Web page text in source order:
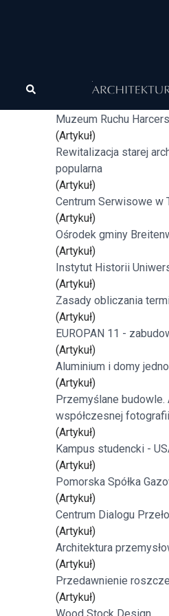
architektura
„Dom w stronę słońca”
Muzeum Ruchu
(Artykuł)
Rewitalizacja starej
popularna
(Artykuł)
Centrum Serwisowe w
(Artykuł)
Ośrodek gminy
(Artykuł)
Instytut Historii
(Artykuł)
Zasady obliczania
(Artykuł)
EUROPAN 11 -
(Artykuł)
Aluminium i domy
(Artykuł)
Przemyślane
współczesnej
(Artykuł)
Kampus studencki -
(Artykuł)
Pomorska Spółka
(Artykuł)
Centrum Dialogu
(Artykuł)
Architektura
(Artykuł)
Przedawnienie
(Artykuł)